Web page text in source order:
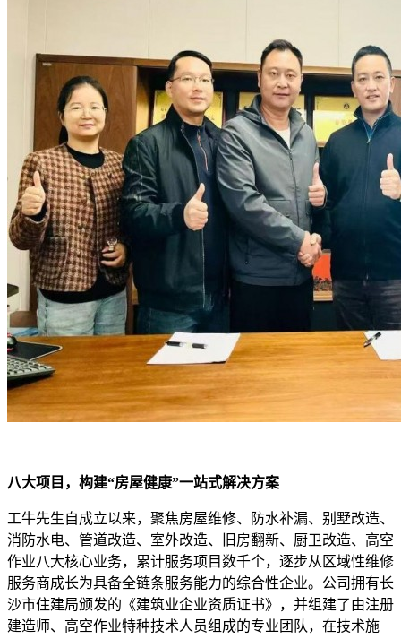
八大项目，构建“房屋健康”一站式解决方案
工牛先生自成立以来，聚焦房屋维修、防水补漏、别墅改造、
消防水电、管道改造、室外改造、旧房翻新、厨卫改造、高空
作业八大核心业务，累计服务项目数千个，逐步从区域性维修
服务商成长为具备全链条服务能力的综合性企业。公司拥有长
沙市住建局颁发的《建筑业企业资质证书》，并组建了由注册
建造师、高空作业特种技术人员组成的专业团队，在技术施